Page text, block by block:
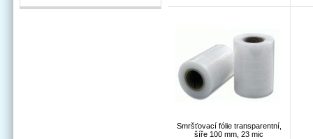
Smršťovací fólie transparentní,
šíře 100 mm, 23 mic